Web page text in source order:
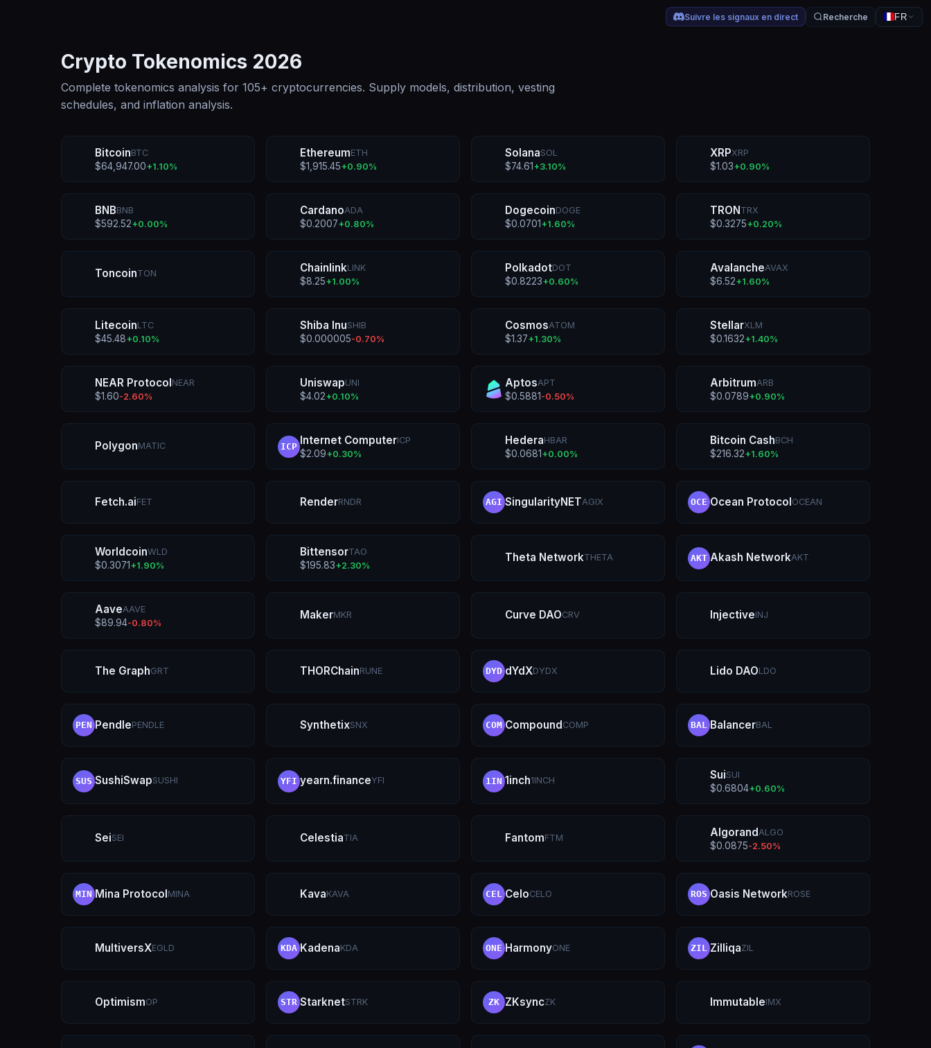
Suivre les signaux en direct Recherche FR
Crypto Tokenomics 2026
Complete tokenomics analysis for 105+ cryptocurrencies. Supply models, distribution, vesting
schedules, and inflation analysis.
BitcoinBTC
$64,947.00+1.10%
EthereumETH
$1,915.45+0.90%
SolanaSOL
$74.61 +3.10%
XRPXRP
$1.03+0.90%
BNBBNB
$592.52+0.00%
CardanoADA
$0.2007+0.80%
DogecoinDOGE
$0.0701 +1.60%
TRONTRX
$0.3275+0.20%
ToncoinTON ChainlinkLINK
$8.25+1.00%
PolkadotDOT
$0.8223+0.60%
AvalancheAVAX
$6.52+1.60%
LitecoinLTC
$45.48+0.10%
Shiba InuSHIB
$0.000005-0.70%
CosmosATOM
$1.37+1.30%
StellarXLM
$0.1632+1.40%
NEAR ProtocolNEAR
$1.60-2.60%
UniswapUNI
$4.02+0.10%
AptosAPT
$0.5881 -0.50%
ArbitrumARB
$0.0789+0.90%
PolygonMATIC ICP Internet ComputerICP
$2.09+0.30%
HederaHBAR
$0.0681 +0.00%
Bitcoin CashBCH
$216.32+1.60%
Fetch.aiFET RenderRNDR AGI SingularityNETAGIX OCE Ocean ProtocolOCEAN
WorldcoinWLD
$0.3071 +1.90%
BittensorTAO
$195.83+2.30%
Theta NetworkTHETA AKT Akash NetworkAKT
AaveAAVE
$89.94-0.80%
MakerMKR Curve DAOCRV InjectiveINJ
The GraphGRT THORChainRUNE DYD dYdXDYDX Lido DAOLDO
PEN PendlePENDLE SynthetixSNX COM CompoundCOMP BAL BalancerBAL
SUS SushiSwapSUSHI YFI yearn.financeYFI 1IN 1inch1INCH SuiSUI
$0.6804+0.60%
SeiSEI CelestiaTIA FantomFTM AlgorandALGO
$0.0875-2.50%
MIN Mina ProtocolMINA KavaKAVA CEL CeloCELO ROS Oasis NetworkROSE
MultiversXEGLD KDA KadenaKDA ONE HarmonyONE ZIL ZilliqaZIL
OptimismOP STR StarknetSTRK ZK ZKsyncZK ImmutableIMX